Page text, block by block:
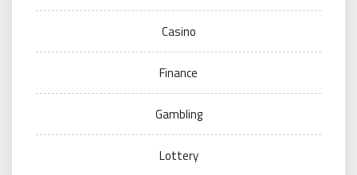
Casino
Finance
Gambling
Lottery